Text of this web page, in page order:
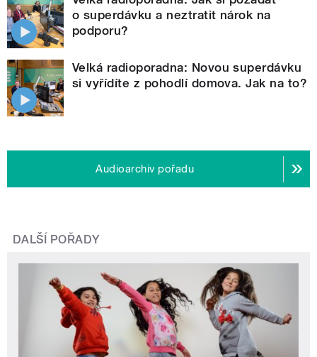
o superdávku a neztratit nárok na
podporu?
Velká radioporadna: Novou superdávku
si vyřídíte z pohodlí domova. Jak na to?
Audioarchiv pořadu
DALŠÍ POŘADY